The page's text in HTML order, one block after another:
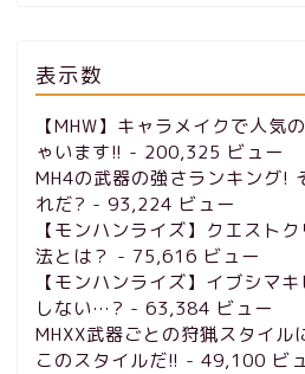
表示数
【MHW】キャラメイクで人気
ゃいます!! - 200,325 ビュー
MH4の武器の強さランキング!
れだ? - 93,224 ビュー
【モンハンライズ】クエスト
法とは？ - 75,616 ビュー
【モンハンライズ】イブシマ
しない…? - 63,384 ビュー
MHXX武器ごとの狩猟スタイル
このスタイルだ!! - 49,100 ビ